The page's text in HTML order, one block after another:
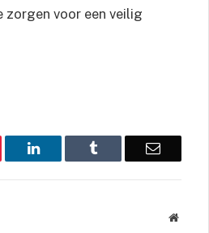
zorgen voor een veilig
LinkedIn Tumblr Email
Website